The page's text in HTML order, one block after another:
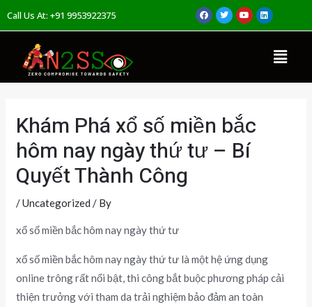
content
Call Us At: +91 9953922375
F
a
c
T
w
i
Y
o
u
L
i
n
Menu
Khám Phá xổ số miền bắc
hôm nay ngày thứ tư – Bí
Quyết Thành Công
/Uncategorized / By
xổ số miền bắc hôm nay ngày thứ tư
xổ số miền bắc hôm nay ngày thứ tư là một hệ ứng dụng
online trông rất nổi bật, thi công bắt buộc phương pháp cải
thiện trưởng với tham da trải nghiệm bảo đảm an toàn